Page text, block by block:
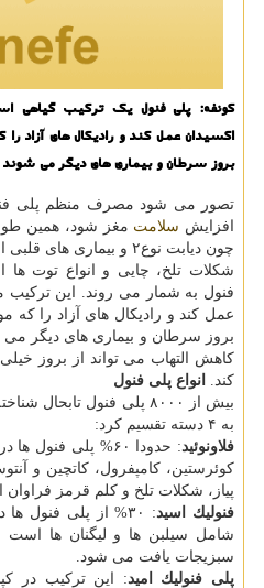
كونفه: پلی فنول یك تركیب گیاهی
اكسیدان عمل كند و رادیكال های آزاد
بروز سرطان و بیماری های دیگر می
تصور می شود مصرف منظم پلی
افزایش سلامت مغز شود، همین
چون دیابت نوع۲ و بیماری های قلبی از بدن مراقبت كند.
شكلات تلخ، چایی و انواع توت ها
فنول به شمار می روند. این تركیب
عمل كند و رادیكال های آزاد را
بروز سرطان و بیماری های دیگر می
كاهش التهاب می تواند از بروز
كند.
انواع پلی فنول
بیش از ۸۰۰۰ پلی فنول
به ۴ دسته تقسیم كرد:
فلاونوئید
: حدودا ۶۰% پلی
كوئرستین، كامپفرول، كاتچین و
پیاز، شكلات تلخ و كلم قرمز
فنولیك اسید
: ۳۰% از پلی فنول
شامل سیلبن ها و لیگنان ها است
سبزیجات یافت می شود.
پلی فنولیك امید: این تركیب در